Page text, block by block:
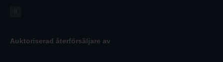
Auktoriserad återförsäljare av